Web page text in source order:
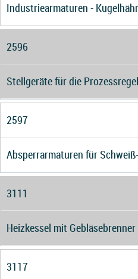
Industriearmaturen -
2596
Stellgeräte für die
2597
Absperrarmaturen für
3111
Heizkessel mit Gebläsebrenner
3117